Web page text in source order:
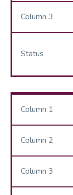
Column 3
Status
Column 1
Column 2
Column 3